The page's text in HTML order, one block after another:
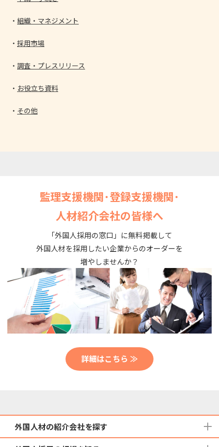
組織・マネジメント
採用市場
調査・プレスリリース
お役立ち資料
その他
監理支援機関･登録支援機関･
人材紹介会社の皆様へ
「外国人採用の窓口」に無料掲載して
外国人材を採用したい企業からのオーダーを
増やしませんか？
詳細はこちら ≫
外国人材の紹介会社を探す